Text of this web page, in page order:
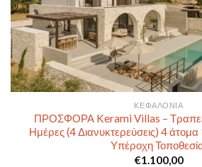
ΚΕΦΑΛΟΝΙΆ
ΠΡΟΣΦΟΡΑ Kerami Villas –
Ημέρες (4 Διανυκτερεύσεις) 4
Υπέροχη
€1.100,00